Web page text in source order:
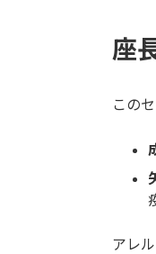
座
この
アレ